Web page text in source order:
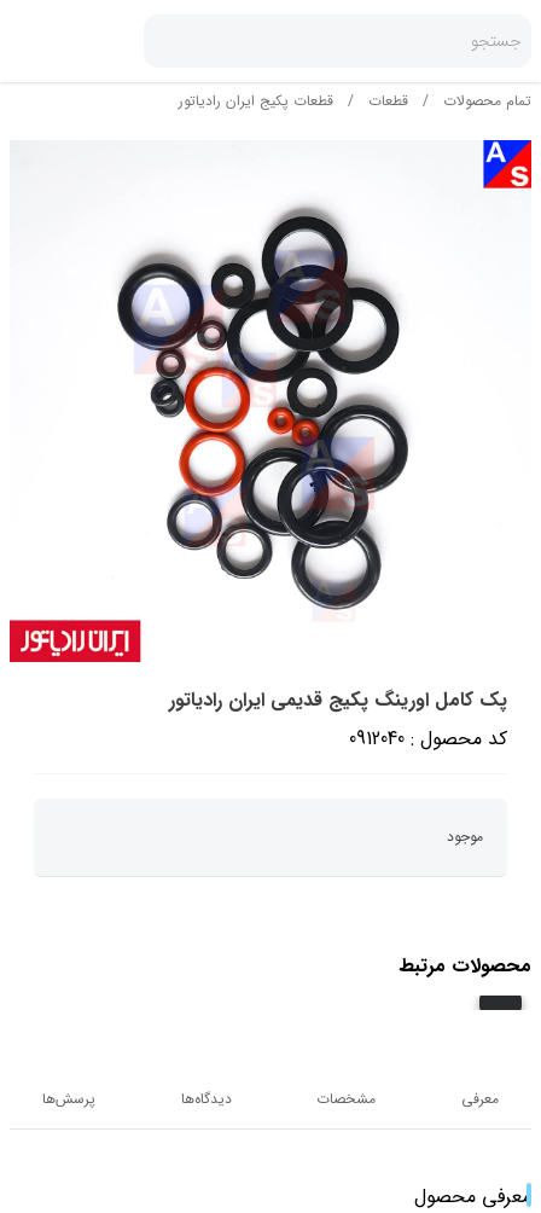
جستجو
تمام محصولات / قطعات / قطعات پکیج ایران رادیاتور
پک کامل اورینگ پکیج قدیمی ایران رادیاتور
کد محصول : 0912040
موجود
محصولات مرتبط
معرفی مشخصات دیدگاه‌ها پرسش‌ها
معرفی محصول